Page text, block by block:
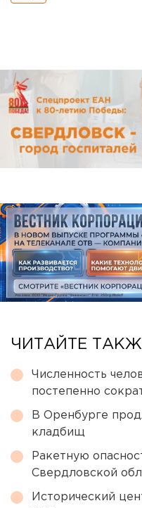
ЧИТАЙТЕ
Численность
постепенно
В Оренбурге
кладбищ
Ракетную
Свердловской
Исторический